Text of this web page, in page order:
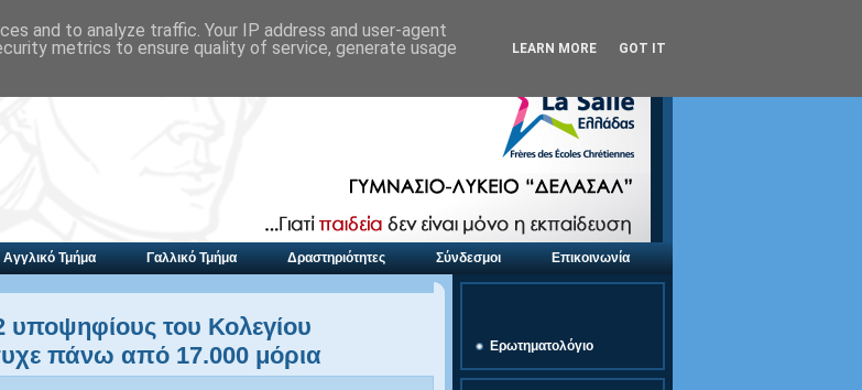
Αγγλικό Τμήμα Γαλλικό Τμήμα Δραστηριότητες Σύνδεσμοι Επικοινωνία
υποψηφίους του Κολεγίου
πάνω από 17.000 μόρια
Ερωτηματολόγιο
and to analyze traffic. Your IP address and user-agent
metrics to ensure quality of service, generate usage
LEARN MORE GOT IT